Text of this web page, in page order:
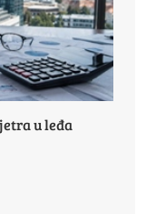
u leđa